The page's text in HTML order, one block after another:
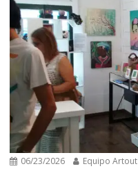
06/23/2026 Equipo Artout